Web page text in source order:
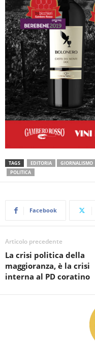
TAGS EDITORIA GIORNALISMO
POLITICA
Facebook
Articolo precedente
La crisi politica della
maggioranza, è la crisi
interna al PD coratino